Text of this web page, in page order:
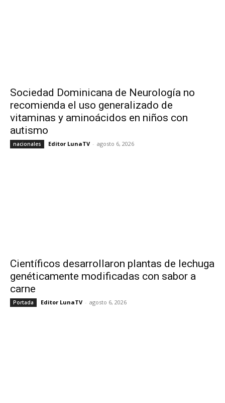
Sociedad Dominicana de Neurología no
recomienda el uso generalizado de
vitaminas y aminoácidos en niños con
autismo
nacionales Editor LunaTV - agosto 6, 2026
Científicos desarrollaron plantas de lechuga
genéticamente modificadas con sabor a
carne
Portada Editor LunaTV - agosto 6, 2026